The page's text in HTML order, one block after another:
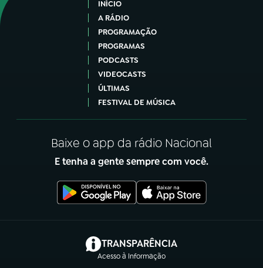
INÍCIO
A RÁDIO
PROGRAMAÇÃO
PROGRAMAS
PODCASTS
VIDEOCASTS
ÚLTIMAS
FESTIVAL DE MÚSICA
Baixe o app da rádio Nacional
E tenha a gente sempre com você.
TRANSPARÊNCIA
Acesso à Informação
(abre em nova aba)